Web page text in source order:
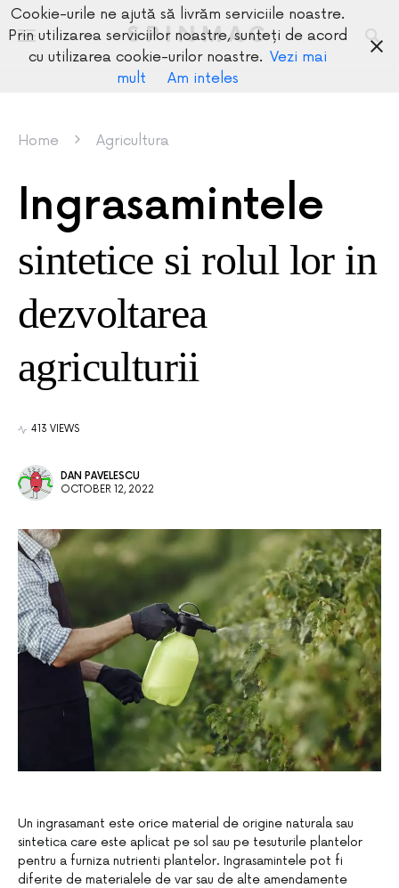
SPINMAG
Home Agricultura
Ingrasamintele
sintetice si rolul lor in
dezvoltarea
agriculturii
413 VIEWS
DAN PAVELESCU
OCTOBER 12, 2022
Un ingrasamant este orice material de origine naturala sau
sintetica care este aplicat pe sol sau pe tesuturile plantelor
pentru a furniza nutrienti plantelor. Ingrasamintele pot fi
diferite de materialele de var sau de alte amendamente
Cookie-urile ne ajută să livrăm serviciile noastre.
Prin utilizarea serviciilor noastre, sunteți de acord
cu utilizarea cookie-urilor noastre. Vezi mai
mult
Am inteles